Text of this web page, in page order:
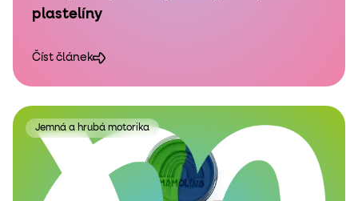
plastelíny
Číst článek
Jemná a hrubá motorika